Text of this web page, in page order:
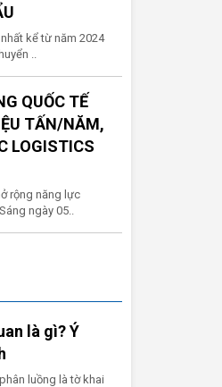
kể từ năm 2024
..
QUỐC TẾ
TẤN/NĂM,
LOGISTICS
rộng năng lực
ngày 05..
là gì? Ý
luồng là tờ khai